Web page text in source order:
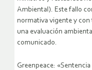
Ambiental). Este fallo
normativa vigente y con
una evaluación
comunicado.
Greenpeace: